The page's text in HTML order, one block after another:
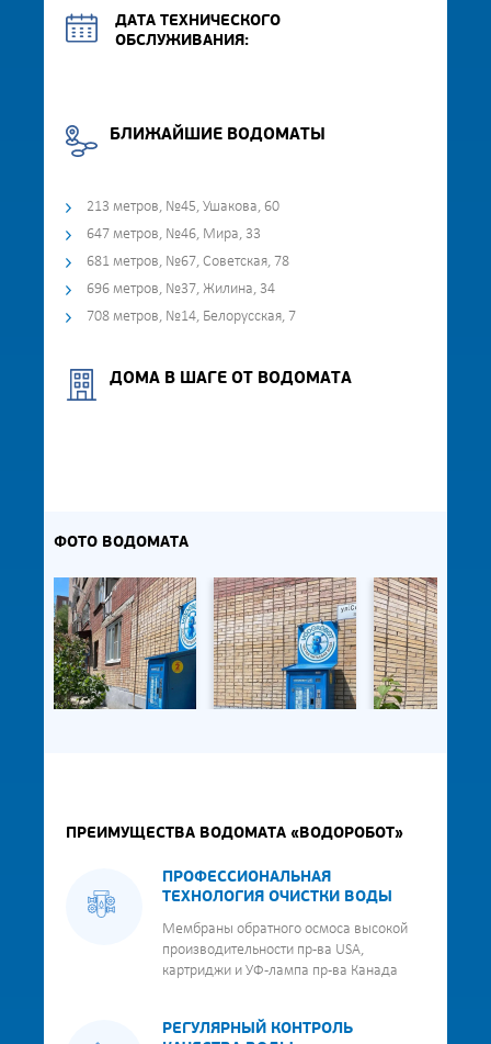
ДАТА ТЕХНИЧЕСКОГО
ОБСЛУЖИВАНИЯ:
БЛИЖАЙШИЕ ВОДОМАТЫ
213 метров, №45, Ушакова, 60
647 метров, №46, Мира, 33
681 метров, №67, Советская, 78
696 метров, №37, Жилина, 34
708 метров, №14, Белорусская, 7
ДОМА В ШАГЕ ОТ ВОДОМАТА
ФОТО ВОДОМАТА
ПРЕИМУЩЕСТВА ВОДОМАТА «ВОДОРОБОТ»
ПРОФЕССИОНАЛЬНАЯ
ТЕХНОЛОГИЯ ОЧИСТКИ ВОДЫ
Мембраны обратного осмоса высокой
производительности пр-ва USA,
картриджи и УФ-лампа пр-ва Канада
РЕГУЛЯРНЫЙ КОНТРОЛЬ